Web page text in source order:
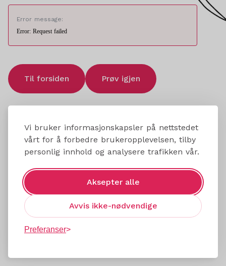
Vi bruker informasjonskapsler på nettstedet
vårt for å forbedre brukeropplevelsen, tilby
personlig innhold og analysere trafikken vår.
Aksepter alle
Avvis ikke-nødvendige
Preferanser
Error message:
Error: Request failed
Til forsiden Prøv igjen